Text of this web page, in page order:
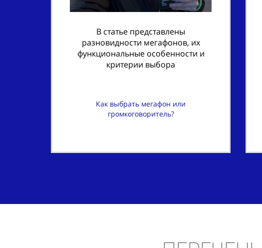
В статье представлены
разновидности мегафонов, их
функциональные особенности и
критерии выбора
Как выбрать мегафон или
громкоговоритель?